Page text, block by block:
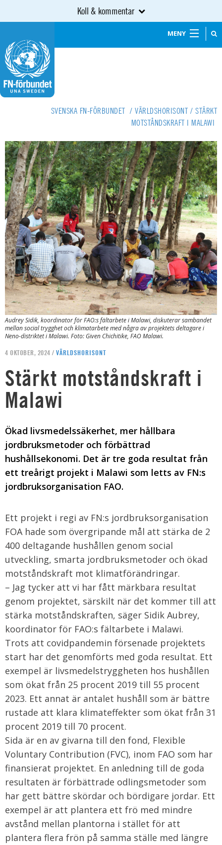
Koll & kommentar
MENY
SVENSKA FN-FÖRBUNDET / VÄRLDSHORISONT / STÄRKT
MOTSTÅNDSKRAFT I MALAWI
Audrey Sidik, koordinator för FAO:s fältarbete i Malawi, diskuterar sambandet
mellan social trygghet och klimatarbete med några av projektets deltagare i
Neno-distriktet i Malawi. Foto: Given Chichitike, FAO Malawi.
4 OKTOBER, 2024 / VÄRLDSHORISONT
Stärkt motståndskraft i
Malawi
Ökad livsmedelssäkerhet, mer hållbara
jordbruksmetoder och förbättrad
hushållsekonomi. Det är tre goda resultat från
ett treårigt projekt i Malawi som letts av FN:s
jordbruksorganisation FAO.
Ett projekt i regi av FN:s jordbruksorganisation
FOA hade som övergripande mål att stärka de 2
400 deltagande hushållen genom social
utveckling, smarta jordbruksmetoder och ökad
motståndskraft mot klimatförändringar.
– Jag tycker att vi har fått märkbara resultat
genom projektet, särskilt när det kommer till att
stärka motståndskraften, säger Sidik Aubrey,
koordinator för FAO:s fältarbete i Malawi.
Trots att covidpandemin försenade projektets
start har det genomförts med goda resultat. Ett
exempel är livsmedelstryggheten hos hushållen
som ökat från 25 procent 2019 till 55 procent
2023. Ett annat är antalet hushåll som är bättre
rustade att klara klimateffekter som ökat från 31
procent 2019 till 70 procent.
Sida är en av givarna till den fond, Flexible
Voluntary Contribution (FVC), inom FAO som har
finansierat projektet. En anledning till de goda
resultaten är förbättrade odlingsmetoder som
har gett bättre skördar och bördigare jordar. Ett
exempel är att plantera ett frö med mindre
avstånd mellan plantorna i stället för att
plantera flera frön på samma ställe med längre